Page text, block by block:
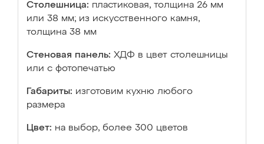
Столешница: пластиковая, толщина 26 мм
или 38 мм; из искусственного камня,
толщина 38 мм
Стеновая панель: ХДФ в цвет столешницы
или с фотопечатью
Габариты: изготовим кухню любого
размера
Цвет: на выбор, более 300 цветов